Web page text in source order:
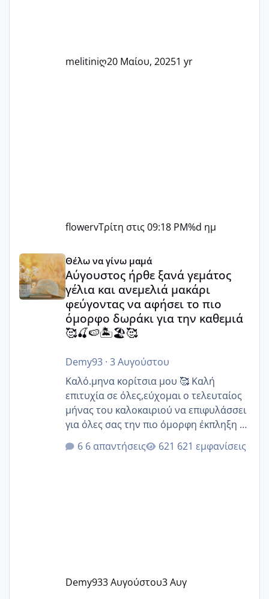
melitiniღ20 Μαίου, 20251 yr
flowervΤρίτη στις 09:18 PM%d ημ
Αύγουστος ήρθε ξανά γεμάτος γέλια και ανεμελιά
Θέλω να γίνω μαμά
Αύγουστος ήρθε ξανά γεμάτος
γέλια και ανεμελιά μακάρι
φεύγοντας να αφήσει το πιο
όμορφο δωράκι για την καθεμιά
🥰🍒🍉🏝️🏖️🥰
Demy93· 3 Αυγούστου
Καλό.μηνα κορίτσια μου 🥰 Καλή
επιτυχία σε όλες,εύχομαι ο τελευταίος
μήνας του καλοκαιριού να επιφυλάσσει
για όλες σας την πιο όμορφη έκπληξη 🧿
@Elk @Melikara86 @Παρασκευαιδου
@Zenia z @melitiniღ @Christi.D.
6 απαντήσεις 621 εμφανίσεις
Demy933 Αυγούστου3 Αυγ